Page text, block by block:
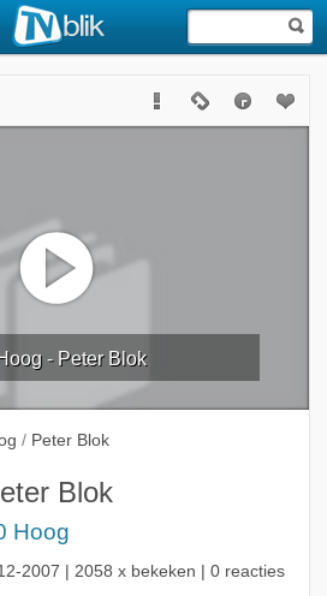
- Peter Blok
/ Peter Blok
Blok
Hoog
2007 | 2058 x bekeken | 0 reacties